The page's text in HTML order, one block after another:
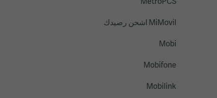
MiMovil اشحن رصيدك
Mobi
Mobifone
Mobilink